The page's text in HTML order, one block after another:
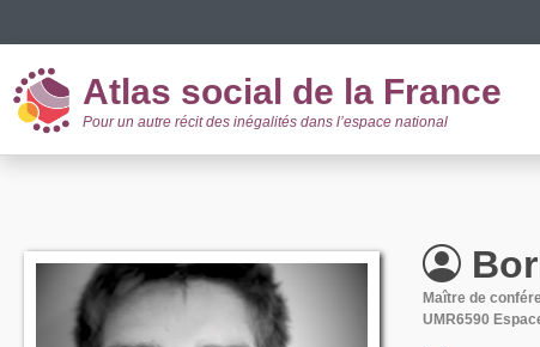
Atlas social de la France
Pour un autre récit des inégalités dans l’espace national
Maître de
UMR6590